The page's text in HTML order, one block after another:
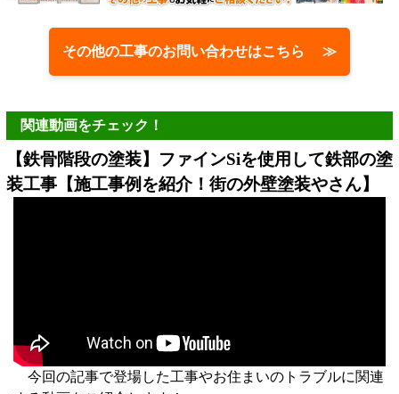
その他の工事のお問い合わせはこちら ≫
関連動画をチェック！
【鉄骨階段の塗装】ファインSiを使用して鉄部の塗
装工事【施工事例を紹介！街の外壁塗装やさん】
今回の記事で登場した工事やお住まいのトラブルに関連